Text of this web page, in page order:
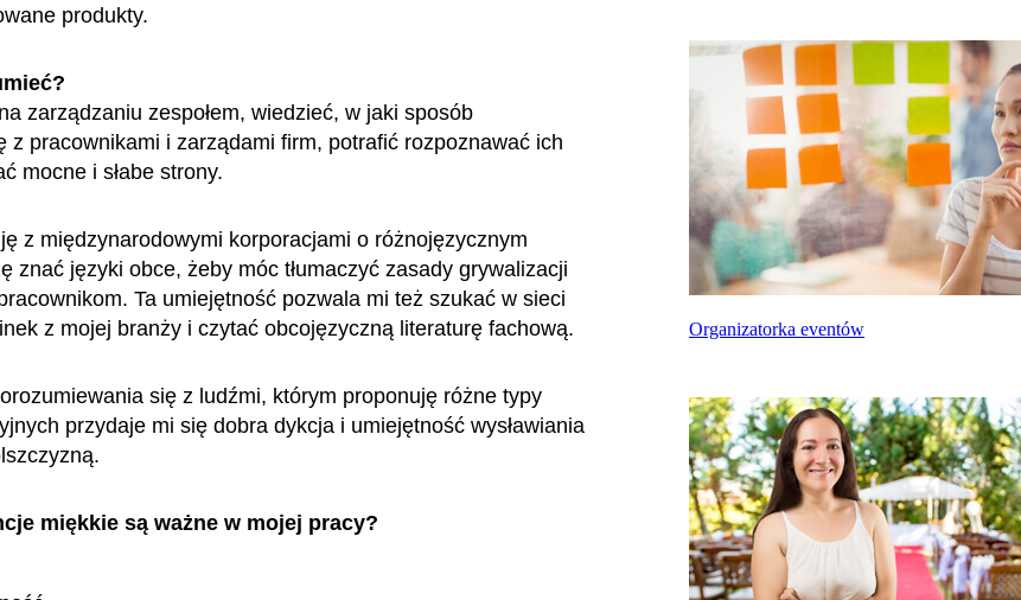
produkty.
zarządzaniu zespołem, wiedzieć, w jaki sposób
z pracownikami i zarządami firm, potrafić rozpoznawać ich
mocne i słabe strony.
z międzynarodowymi korporacjami o różnojęzycznym
znać języki obce, żeby móc tłumaczyć zasady grywalizacji
Ta umiejętność pozwala mi też szukać w sieci
z mojej branży i czytać obcojęzyczną literaturę fachową.
się z ludźmi, którym proponuję różne typy
przydaje mi się dobra dykcja i umiejętność wysławiania
miękkie są ważne w mojej pracy?
Organizatorka eventów